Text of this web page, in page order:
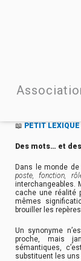
📖 PETIT
Des mots… et
Dans le monde
poste, fonction,
interchangeables.
cache une réalité
mêmes
brouiller les
Un synonyme
proche, mais
sémantiques,
substituent les